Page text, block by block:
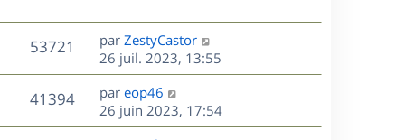
g
e
s
s
a
g
e
s
r
m
e
s
s
a
g
s
n
i
e
r
m
e
s
53721
u
D
e
r
n
i
e
par ZestyCastor
26 juil. 2023, 13:55
41394V
u
D
e
r
par eop46
26 juin 2023, 17:54